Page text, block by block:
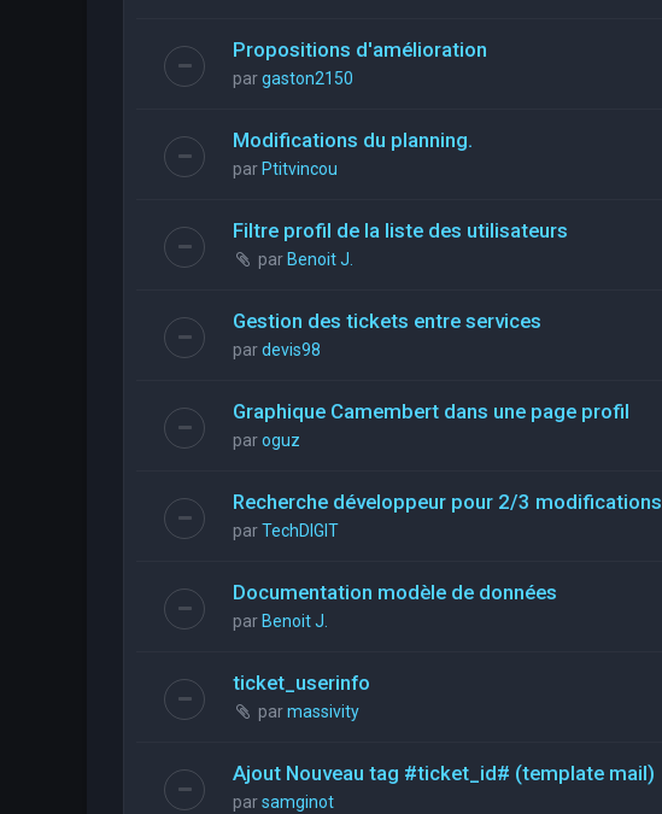
Propositions d'amélioration
pargaston2150
Modifications du planning.
par Ptitvincou
Filtre profil de la liste des utilisateurs
par Benoit J.
Gestion des tickets entre services
pardevis98
Graphique Camembert dans une page profil
paroguz
Recherche développeur pour 2/3 modifications
parTechDIGIT
Documentation modèle de données
par Benoit J.
ticket_userinfo
parmassivity
Ajout Nouveau tag #ticket_id# (template mail)
parsamginot